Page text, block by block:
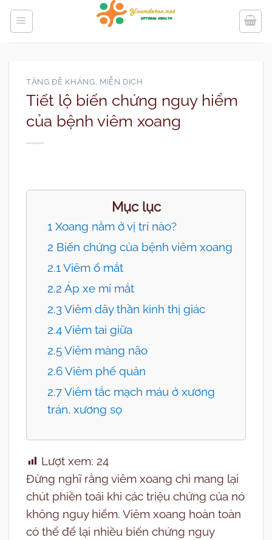
Bỏ
qua
nội
TĂNG ĐỀ KHÁNG, MIỄN DỊCH
Tiết lộ biến chứng nguy hiểm
của bệnh viêm xoang
Mục lục
1 Xoang nằm ở vị trí nào?
2 Biến chứng của bệnh viêm xoang
2.1 Viêm ổ mắt
2.2 Áp xe mí mắt
2.3 Viêm dây thần kinh thị giác
2.4 Viêm tai giữa
2.5 Viêm màng não
2.6 Viêm phế quản
2.7 Viêm tắc mạch máu ở xương
trán, xương sọ
Lượt xem: 24
Đừng nghĩ rằng viêm xoang chỉ mang lại
chút phiền toái khi các triệu chứng của nó
không nguy hiểm. Viêm xoang hoàn toàn
có thể để lại nhiều biến chứng nguy